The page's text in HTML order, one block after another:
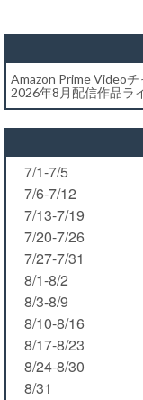
Amazon Prime Videoチ
2026年8月配信作品ラ
7/1-7/5
7/6-7/12
7/13-7/19
7/20-7/26
7/27-7/31
8/1-8/2
8/3-8/9
8/10-8/16
8/17-8/23
8/24-8/30
8/31